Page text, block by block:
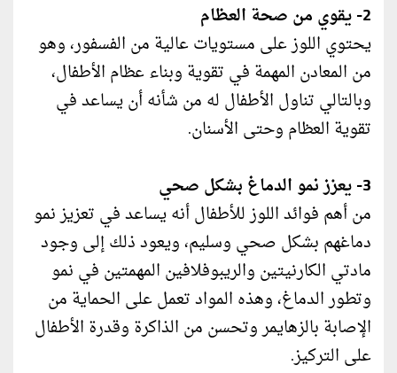
2- يقوي من صحة العظام
يحتوي اللوز على مستويات عالية من الفسفور، وهو
من المعادن المهمة في تقوية وبناء عظام الأطفال،
وبالتالي تناول الأطفال له من شأنه أن يساعد في
تقوية العظام وحتى الأسنان.
3- يعزز نمو الدماغ بشكل صحي
من أهم فوائد اللوز للأطفال أنه يساعد في تعزيز نمو
دماغهم بشكل صحي وسليم، ويعود ذلك إلى وجود
مادتي الكارنيتين والريبوفلافين المهمتين في نمو
وتطور الدماغ، وهذه المواد تعمل على الحماية من
الإصابة بالزهايمر وتحسن من الذاكرة وقدرة الأطفال
على التركيز.